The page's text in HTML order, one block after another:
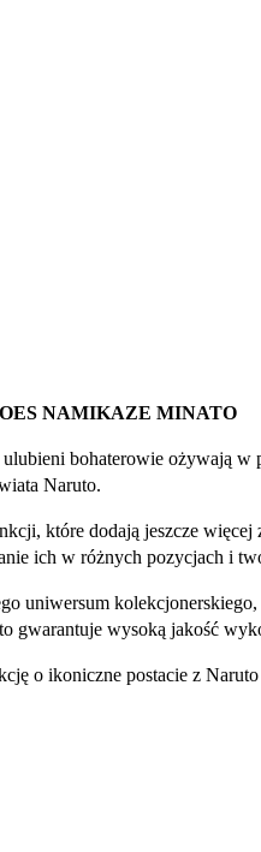
NAMIKAZE MINATO
bohaterowie ożywają
Naruto.
które dodają jeszcze
ich w różnych pozycjach i
uniwersum
gwarantuje wysoką jakość
o ikoniczne postacie z